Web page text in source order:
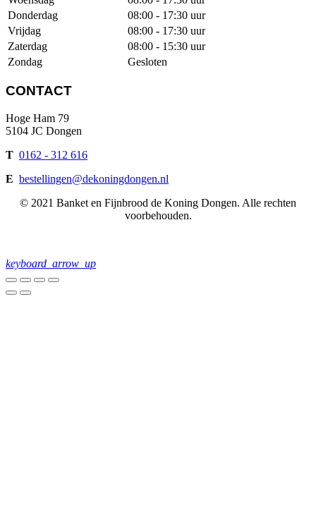
Donderdag
08:00 - 17:30 uur
Vrijdag
08:00 - 17:30 uur
Zaterdag
08:00 - 15:30 uur
Zondag
Gesloten
CONTACT
Hoge Ham 79
5104 JC Dongen
T 0162 - 312 616
E bestellingen@dekoningdongen.nl
© 2021 Banket en Fijnbrood de Koning Dongen. Alle rechten
voorbehouden.
keyboard_arrow_up